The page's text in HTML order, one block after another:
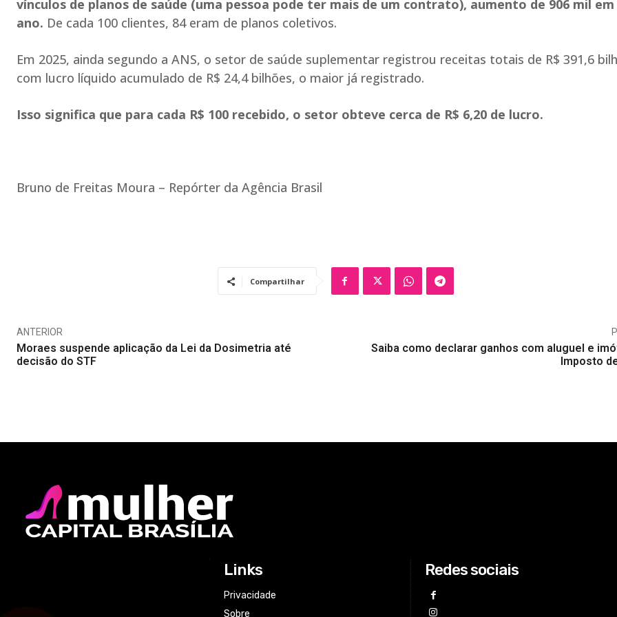
vínculos de planos de saúde (uma pessoa pode ter mais de um contrato), aumento de 906 mil em
ano. De cada 100 clientes, 84 eram de planos coletivos.
Em 2025, ainda segundo a ANS, o setor de saúde suplementar registrou receitas totais de R$ 391,6
com lucro líquido acumulado de R$ 24,4 bilhões, o maior já registrado.
Isso significa que para cada R$ 100 recebido, o setor obteve cerca de R$ 6,20 de lucro.
Bruno de Freitas Moura – Repórter da Agência Brasil
Compartilhar
ANTERIOR
Moraes suspende aplicação da Lei da Dosimetria até
decisão do STF
Saiba como declarar ganhos com aluguel e
Imposto
Links
Privacidade
Sobre
Redes sociais